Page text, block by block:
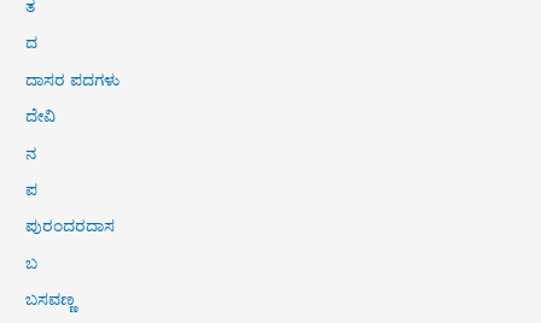
ತ
ದ
ದಾಸರ ಪದಗಳು
ದೇವಿ
ನ
ಪ
ಪುರಂದರದಾಸ
ಬ
ಬಸವಣ್ಣ